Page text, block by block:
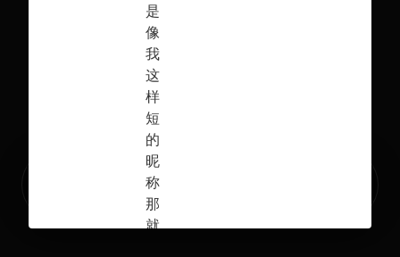
Ready to build your Apps with
是
像
我
这
样
短
的
昵
称
那
就